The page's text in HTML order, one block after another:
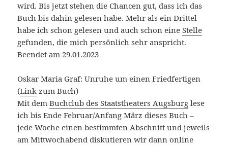
wird. Bis jetzt stehen die Chancen gut, dass ich das
Buch bis dahin gelesen habe. Mehr als ein Drittel
habe ich schon gelesen und auch schon eineStelle
gefunden, die mich persönlich sehr anspricht.
Beendet am 29.01.2023
Oskar Maria Graf: Unruhe um einen Friedfertigen
(Link zum Buch)
Mit demBuchclub des Staatstheaters Augsburg lese
ich bis Ende Februar/Anfang März dieses Buch –
jede Woche einen bestimmten Abschnitt und jeweils
am Mittwochabend diskutieren wir dann online